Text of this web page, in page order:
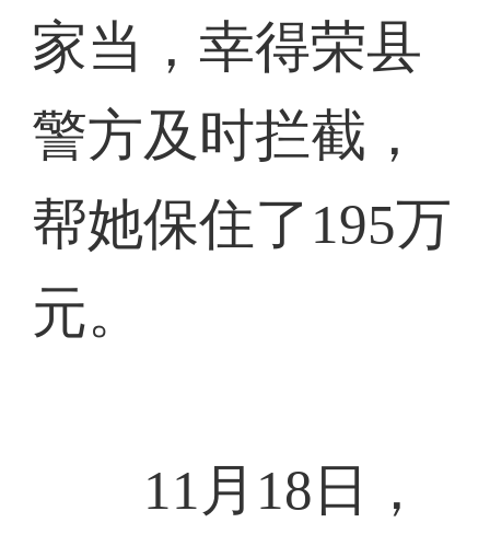
家当，幸得荣县
警方及时拦截，
帮她保住了195万
元。
11月18日，